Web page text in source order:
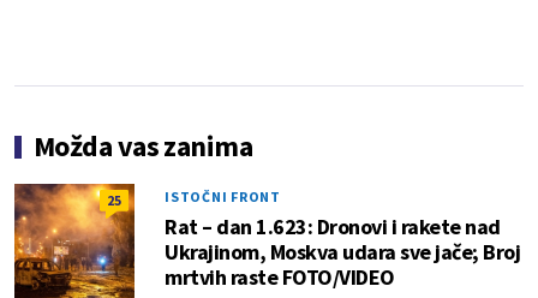
Možda vas zanima
25 ISTOČNI FRONT
Rat – dan 1.623: Dronovi i rakete nad
Ukrajinom, Moskva udara sve jače; Broj
mrtvih raste FOTO/VIDEO